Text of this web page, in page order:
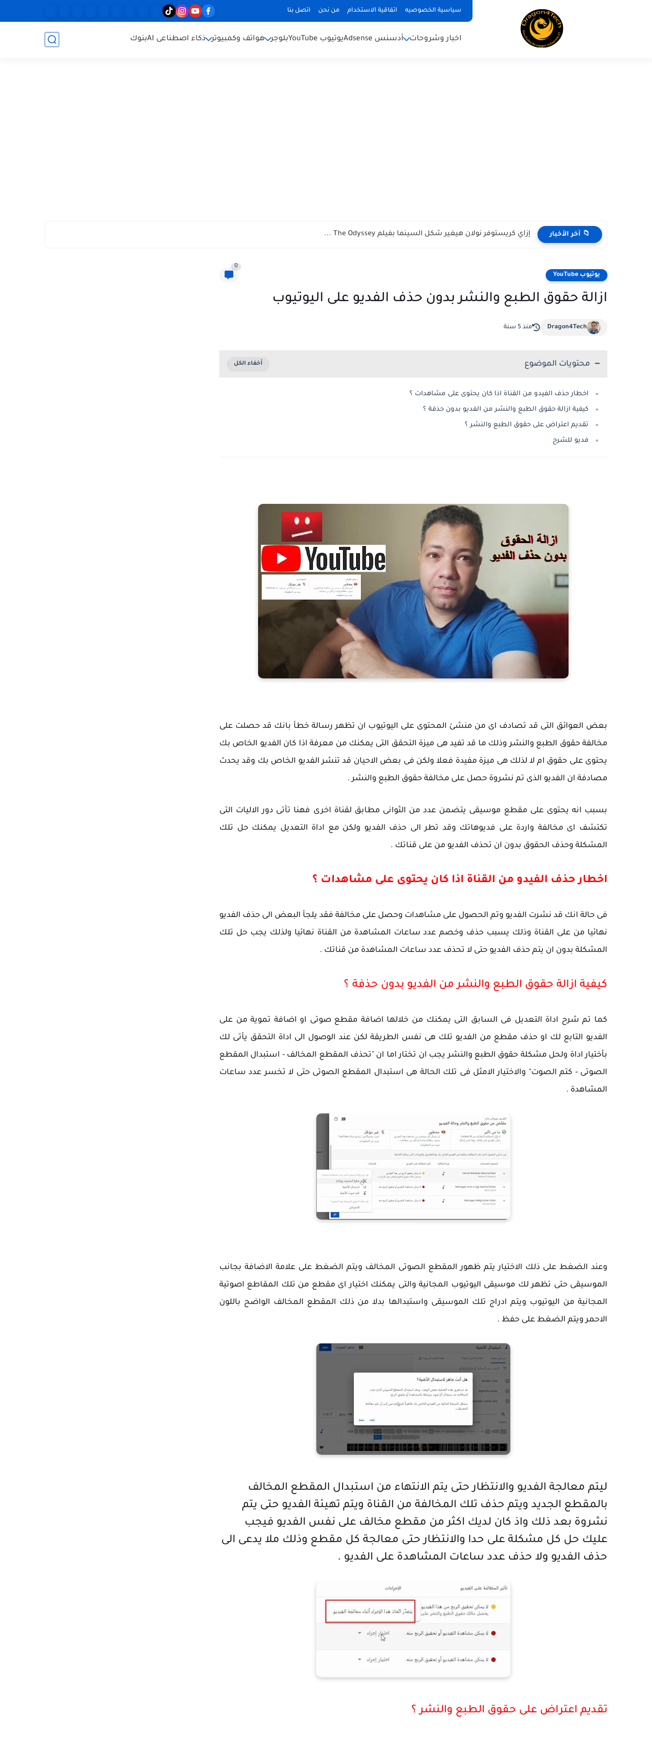
سياسية الخصوصيه اتفاقية الاستخدام من نحن اتصل بنا
اخبار وشروحات أدسنس Adsense يوتيوب YouTube بلوجر هواتف وكمبيوتر ذكاء اصطناعى AI بنوك
📁 آخر الأخبار إزاي كريستوفر نولان هيغير شكل السينما بفيلم The Odyssey ...
يوتيوب YouTube
0
ازالة حقوق الطبع والنشر بدون حذف الفديو على اليوتيوب
Dragon4Tech منذ 5 سنة
محتويات الموضوع
اخطار حذف الفيدو من القناة اذا كان يحتوى على مشاهدات ؟
كيفية ازالة حقوق الطبع والنشر من الفديو بدون حذفة ؟
تقديم اعتراض على حقوق الطبع والنشر ؟
فديو للشرح
بعض العوائق التى قد تصادف اى من منشئ المحتوى على اليوتيوب ان تظهر رسالة خطأ بانك قد حصلت على
مخالفة حقوق الطبع والنشر وذلك ما قد تفيد هى ميزة التحقق التى يمكنك من معرفة اذا كان الفديو الخاص بك
يحتوى على حقوق ام لا لذلك هى ميزة مفيدة فعلا ولكن فى بعض الاحيان قد تنشر الفديو الخاص بك وقد يحدث
مصادفة ان الفديو الذى تم نشروة حصل على مخالفة حقوق الطبع والنشر .
بسبب انه يحتوى على مقطع موسيقى يتضمن عدد من الثوانى مطابق لقناة اخرى فهنا تأتى دور الاليات التى
تكتشف اى مخالفة واردة على فديوهاتك وقد تطر الى حذف الفديو ولكن مع اداة التعديل يمكنك حل تلك
المشكلة وحذف الحقوق بدون ان تحذف الفديو من على قناتك .
اخطار حذف الفيدو من القناة اذا كان يحتوى على مشاهدات ؟
فى حالة انك قد نشرت الفديو وتم الحصول على مشاهدات وحصل على مخالفة فقد يلجأ البعض الى حذف الفديو
نهائيا من على القناة وذلك يسبب حذف وخصم عدد ساعات المشاهدة من القناة نهائيا ولذلك يجب حل تلك
المشكلة بدون ان يتم حذف الفديو حتى لا تحذف عدد ساعات المشاهدة من قناتك .
كيفية ازالة حقوق الطبع والنشر من الفديو بدون حذفة ؟
كما تم شرح اداة التعديل فى السابق التى يمكنك من خلالها اضافة مقطع صوتى او اضافة تموية من على
الفديو التابع لك او حذف مقطع من الفديو تلك هى نفس الطريقة لكن عند الوصول الى اداة التحقق يأتى لك
بأختيار اداة ولحل مشكلة حقوق الطبع والنشر يجب ان تختار اما ان "تحذف المقطع المخالف - استبدال المقطع
الصوتى - كتم الصوت" والاختيار الامثل فى تلك الحالة هى استبدال المقطع الصوتى حتى لا تخسر عدد ساعات
المشاهدة .
وعند الضغط على ذلك الاختيار يتم ظهور المقطع الصوتى المخالف ويتم الضغط على علامة الاضافة بجانب
الموسيقى حتى تظهر لك موسيقى اليوتيوب المجانية والتى يمكنك اختيار اى مقطع من تلك المقاطع اصوتية
المجانية من اليوتيوب ويتم ادراج تلك الموسيقى واستبدالها بدلا من ذلك المقطع المخالف الواضح باللون
الاحمر ويتم الضغط على حفظ .
ليتم معالجة الفديو والانتظار حتى يتم الانتهاء من استبدال المقطع المخالف
بالمقطع الجديد ويتم حذف تلك المخالفة من القناة ويتم تهيئة الفديو حتى يتم
نشروة بعد ذلك واذ كان لديك اكثر من مقطع مخالف على نفس الفديو فيجب
عليك حل كل مشكلة على حدا والانتظار حتى معالجة كل مقطع وذلك ملا يدعى الى
حذف الفديو ولا حذف عدد ساعات المشاهدة على الفديو .
تقديم اعتراض على حقوق الطبع والنشر ؟